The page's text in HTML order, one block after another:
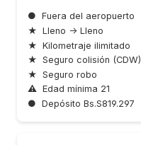
● Fuera del aeropuerto
★ Lleno → Lleno
★ Kilometraje ilimitado
★ Seguro colisión (CDW)
★ Seguro robo
⚠ Edad mínima 21
● Depósito Bs.S819.297